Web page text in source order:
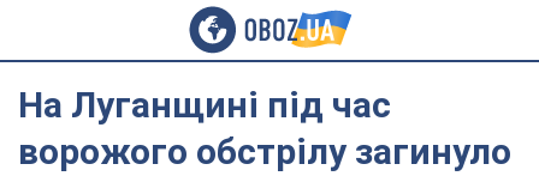
На Луганщині під час
ворожого обстрілу загинуло